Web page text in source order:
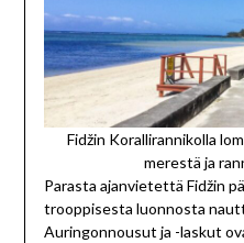
Fidžin Korallirannikolla
merestä ja
Parasta ajanvietettä Fidžin
trooppisesta luonnosta
Auringonnousut ja -laskut